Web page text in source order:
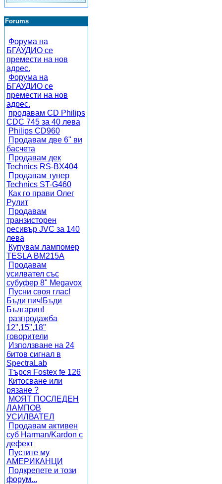
Forums
Форума на
БГАУДИО се
премести на нов
адрес.
Форума на
БГАУДИО се
премести на нов
адрес.
продавам CD Philips
CDC 745 за 40 лева
Philips CD960
Продавам две 6" ви
басчета
Продавам дек
Technics RS-BX404
Продавам тунер
Technics ST-G460
Как го прави Олег
Рулит
Продавам
транзисторен
ресивър JVC за 140
лева
Купувам лампомер
TESLA BM215A
Продавам
усилвател със
субуфер 8" Megavox
Пусни своя глас!
Бъди пич!Бъди
Българин!
разпродажба
12",15",18"
говорители
Използване на 24
битов сигнал в
SpectraLab
Търся Fostex fe 126
Китосване или
рязане ?
МОЯТ ПОСЛЕДЕН
ЛАМПОВ
УСИЛВАТЕЛ
Продавам активен
суб Harman/Kardon с
дефект
Пустите му
АМЕРИКАНЦИ
Подкрепете и този
форум...